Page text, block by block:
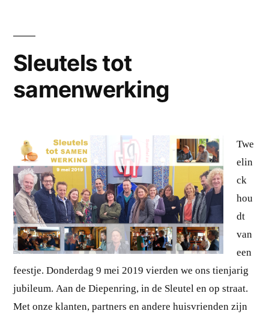
Sleutels tot
samenwerking
Twe
elin
ck
hou
dt
van
een
feestje. Donderdag 9 mei 2019 vierden we ons tienjarig
jubileum. Aan de Diepenring, in de Sleutel en op straat.
Met onze klanten, partners en andere huisvrienden zijn